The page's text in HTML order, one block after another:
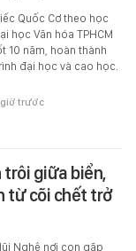
Quốc Cơ theo học
học Văn hóa TPHCM
10 năm, hoàn thành
đại học và cao học.
giờ trước
trôi giữa biển,
từ cõi chết trở
Nghê nơi con gặp